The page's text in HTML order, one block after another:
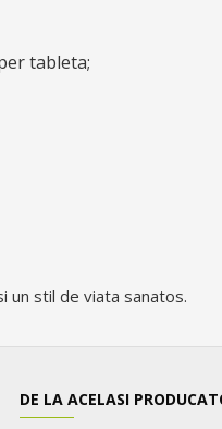
tableta;
un stil de viata sanatos.
DE LA ACELASI